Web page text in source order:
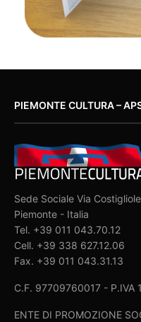
PIEMONTE CULTURA –
Sede Sociale Via
Piemonte - Italia
Tel. +39 011 043.70.12
Cell. +39 338 627.12.06
Fax. +39 011 043.31.13
C.F. 97709760017 - P.IVA
ENTE DI PROMOZIONE